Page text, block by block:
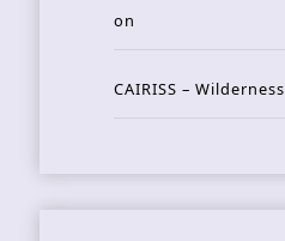
on
CAIRISS – Wilderness